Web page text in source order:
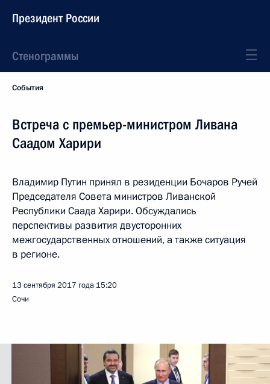
Президент России
Стенограммы
События
Встреча с премьер-министром Ливана
Саадом Харири
Владимир Путин принял в резиденции Бочаров Ручей
Председателя Совета министров Ливанской
Республики Саада Харири. Обсуждались
перспективы развития двусторонних
межгосударственных отношений, а также ситуация
в регионе.
13 сентября 2017 года 15:20
Сочи